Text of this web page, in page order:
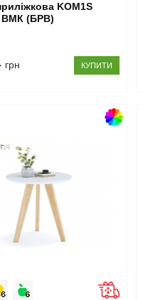
KOM1S
ВМК (БРВ)
грн КУПИТИ